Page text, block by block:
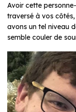
Avoir cette
traversé à vos
avons un tel niveau
semble couler de